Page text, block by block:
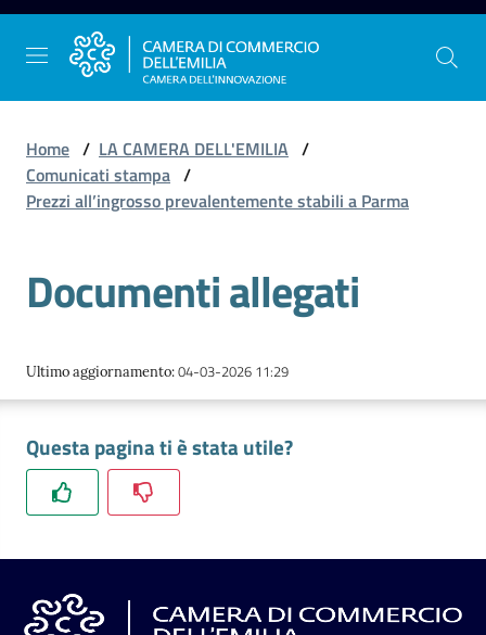
Vai al contenuto
Vai alla navigazione
Vai al footer
dell'Emilia
Gestire
l'impresa
Promuovere
l'impresa
e
Home / LA CAMERA DELL'EMILIA /
Comunicati stampa /
Prezzi all’ingrosso prevalentemente stabili a Parma
Documenti allegati
Ultimo aggiornamento:04-03-2026 11:29
Questa pagina ti è stata utile?